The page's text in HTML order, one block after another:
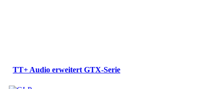
TT+ Audio erweitert GTX-Serie